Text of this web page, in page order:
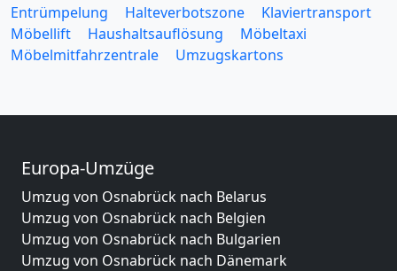
Entrümpelung
Halteverbotszone
Klaviertransport
Möbellift
Haushaltsauflösung
Möbeltaxi
Möbelmitfahrzentrale
Umzugskartons
Europa-Umzüge
Umzug von Osnabrück nach Belarus
Umzug von Osnabrück nach Belgien
Umzug von Osnabrück nach Bulgarien
Umzug von Osnabrück nach Dänemark